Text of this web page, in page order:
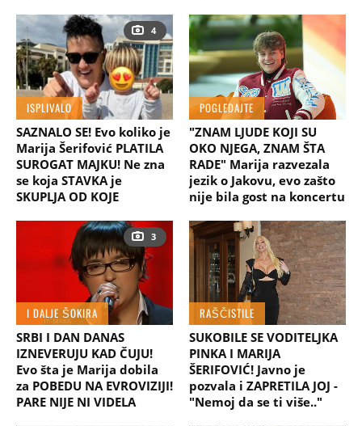
4
ISPLIVALO
SAZNALO SE! Evo koliko je
Marija Šerifović PLATILA
SUROGAT MAJKU! Ne zna
se koja STAVKA je
SKUPLJA OD KOJE
POGLEDAJTE
"ZNAM LJUDE KOJI SU
OKO NJEGA, ZNAM ŠTA
RADE" Marija razvezala
jezik o Jakovu, evo zašto
nije bila gost na koncertu
3
I DALJE ŠOKIRA
SRBI I DAN DANAS
IZNEVERUJU KAD ČUJU!
Evo šta je Marija dobila
za POBEDU NA EVROVIZIJI!
PARE NIJE NI VIDELA
RAŠČISTILE
SUKOBILE SE VODITELJKA
PINKA I MARIJA
ŠERIFOVIĆ! Javno je
pozvala i ZAPRETILA JOJ -
"Nemoj da se ti više.."